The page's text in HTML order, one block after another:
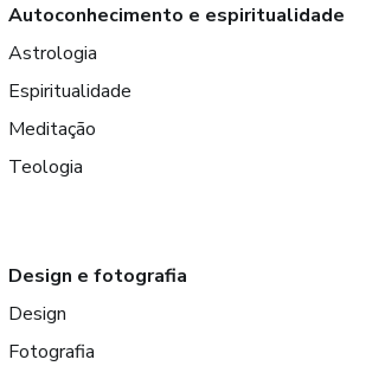
Autoconhecimento e espiritualidade
Astrologia
Espiritualidade
Meditação
Teologia
Design e fotografia
Design
Fotografia